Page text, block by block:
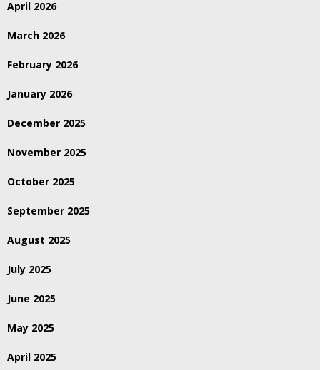
April 2026
March 2026
February 2026
January 2026
December 2025
November 2025
October 2025
September 2025
August 2025
July 2025
June 2025
May 2025
April 2025